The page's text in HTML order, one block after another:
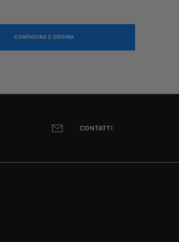
CONFIGURA E ORDINA
CONTATTI